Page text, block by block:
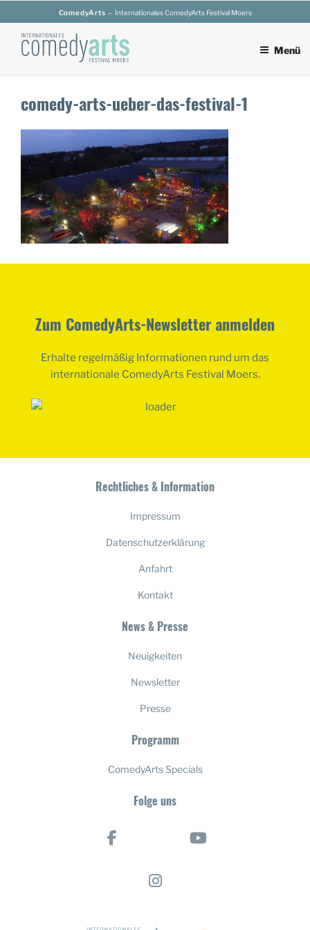
Inhalt
springen
ComedyArts – Internationales ComedyArts Festival Moers
Menü
comedy-arts-ueber-das-festival-1
Zum ComedyArts-Newsletter anmelden
Erhalte regelmäßig Informationen rund um das
internationale ComedyArts Festival Moers.
Rechtliches & Information
Impressum
Datenschutzerklärung
Anfahrt
Kontakt
News & Presse
Neuigkeiten
Newsletter
Presse
Programm
ComedyArts Specials
Folge uns